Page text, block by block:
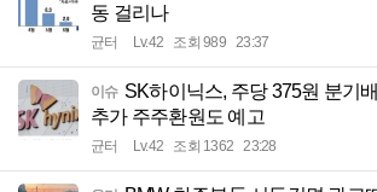
동 걸리나
균터 Lv.42 조회 989 23:37
이슈 SK하이닉스, 주당 375원 분기
추가 주주환원도 예고
균터 Lv.42 조회 1362 23:28